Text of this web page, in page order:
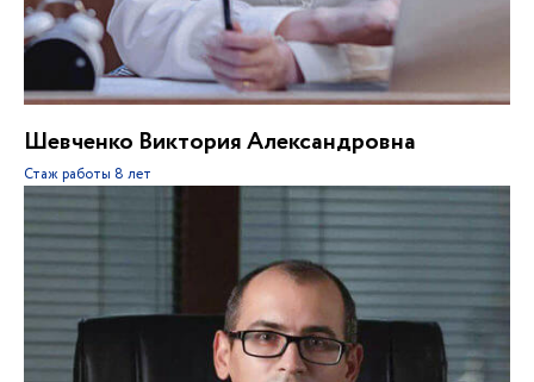
Шевченко Виктория Александровна
Стаж работы 8 лет